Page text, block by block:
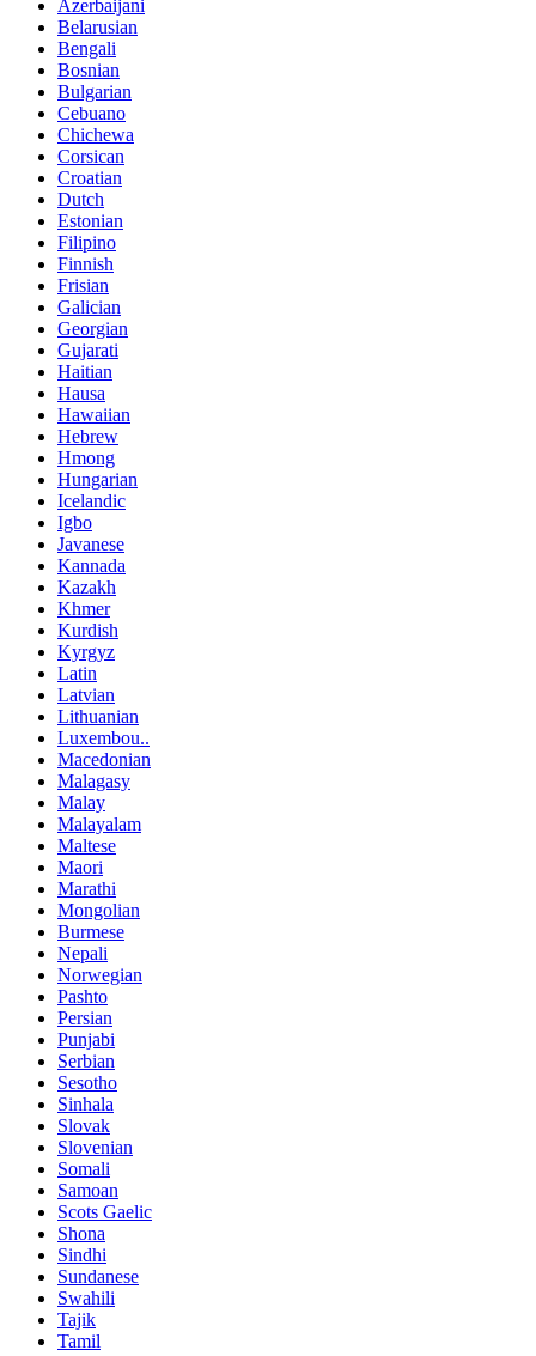
Azerbaijani
Belarusian
Bengali
Bosnian
Bulgarian
Cebuano
Chichewa
Corsican
Croatian
Dutch
Estonian
Filipino
Finnish
Frisian
Galician
Georgian
Gujarati
Haitian
Hausa
Hawaiian
Hebrew
Hmong
Hungarian
Icelandic
Igbo
Javanese
Kannada
Kazakh
Khmer
Kurdish
Kyrgyz
Latin
Latvian
Lithuanian
Luxembou..
Macedonian
Malagasy
Malay
Malayalam
Maltese
Maori
Marathi
Mongolian
Burmese
Nepali
Norwegian
Pashto
Persian
Punjabi
Serbian
Sesotho
Sinhala
Slovak
Slovenian
Somali
Samoan
Scots Gaelic
Shona
Sindhi
Sundanese
Swahili
Tajik
Tamil